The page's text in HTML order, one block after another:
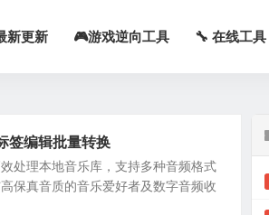
新更新 🎮游戏逆向工具 🔧 在线工具
签编辑批量转换
处理本地音乐库，支持多种音频格式
保真音质的音乐爱好者及数字音频收